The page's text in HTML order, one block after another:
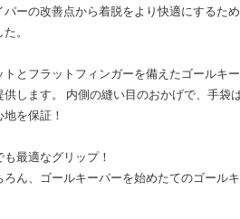
ーの改善点から着脱をより快適にするた
。
とフラットフィンガーを備えたゴールキ
します。 内側の縫い目のおかげで、手袋
を保証！
最適なグリップ！
ろん、ゴールキーパーを始めたてのゴール